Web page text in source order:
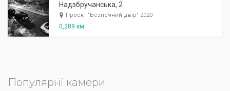
Надзбручанська, 2
Проект "Безпечний двір" 2020
0,289 км.
Популярні камери